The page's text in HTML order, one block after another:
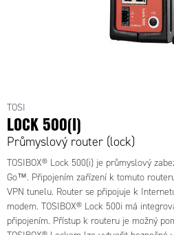
TOSI
LOCK 500(I)
Průmyslový router (lock)
TOSIBOX® Lock 500(i) je průmyslový
Go™. Připojením zařízení k tomuto
VPN tunelu. Router se připojuje k
modem. TOSIBOX® Lock 500i má
připojením. Přístup k routeru je možný